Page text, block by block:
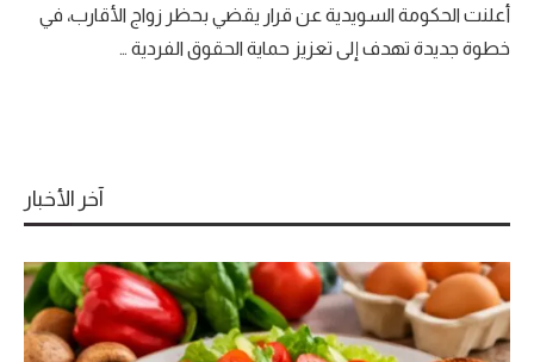
أعلنت الحكومة السويدية عن قرار يقضي بحظر زواج الأقارب، في
خطوة جديدة تهدف إلى تعزيز حماية الحقوق الفردية …
آخر الأخبار